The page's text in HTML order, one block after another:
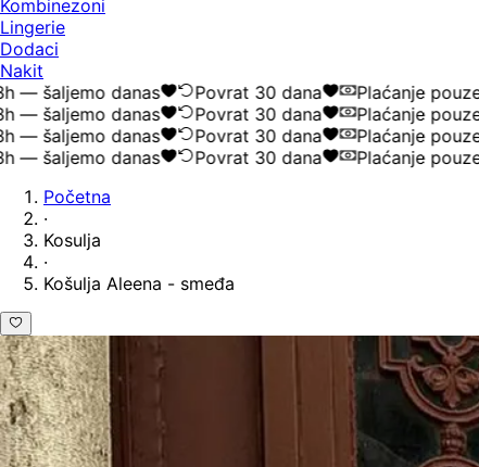
Kombinezoni
Lingerie
Dodaci
Nakit
danas
Povrat 30 dana
Plaćanje pouzećem
danas
Povrat 30 dana
Plaćanje pouzećem
danas
Povrat 30 dana
Plaćanje pouzećem
danas
Povrat 30 dana
Plaćanje pouzećem
Početna
·
Kosulja
·
Košulja Aleena - smeđa